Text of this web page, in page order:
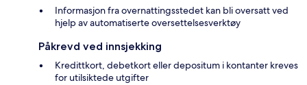
Informasjon fra overnattingsstedet kan bli oversatt ved
hjelp av automatiserte oversettelsesverktøy
Påkrevd ved innsjekking
Kredittkort, debetkort eller depositum i kontanter kreves
for utilsiktede utgifter